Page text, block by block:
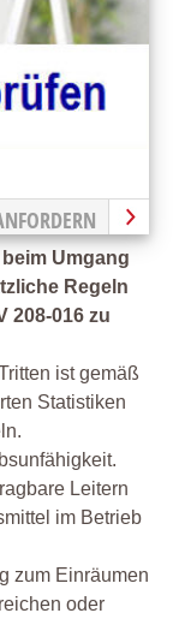
Umgang
Regeln
208-016 zu
ist gemäß
Statistiken
Leitern
im Betrieb
zum Einräumen
oder